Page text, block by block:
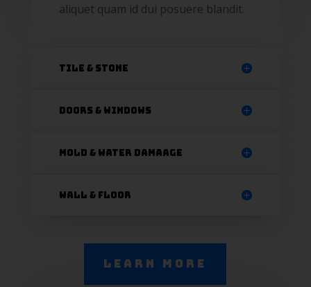
aliquet quam id dui posuere blandit.
Tile & Stone
Doors & Windows
Mold & Water Damaage
Wall & Floor
Learn More